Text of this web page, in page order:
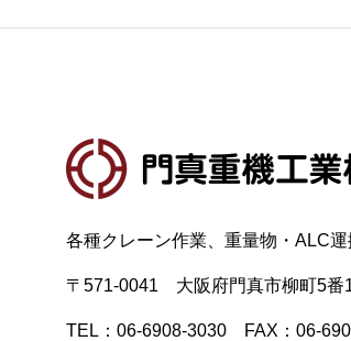
各種クレーン作業、重量物・ALC
〒571-0041 大阪府門真市柳町5番
TEL：06-6908-3030 FAX：06-